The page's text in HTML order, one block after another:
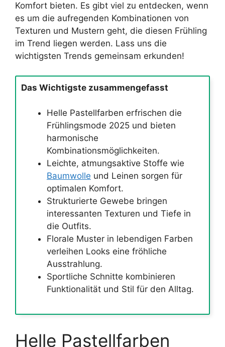
Komfort bieten. Es gibt viel zu entdecken, wenn
es um die aufregenden Kombinationen von
Texturen und Mustern geht, die diesen Frühling
im Trend liegen werden. Lass uns die
wichtigsten Trends gemeinsam erkunden!
Das Wichtigste zusammengefasst
Helle Pastellfarben erfrischen die
Frühlingsmode 2025 und bieten
harmonische
Kombinationsmöglichkeiten.
Leichte, atmungsaktive Stoffe wie
Baumwolle und Leinen sorgen für
optimalen Komfort.
Strukturierte Gewebe bringen
interessanten Texturen und Tiefe in
die Outfits.
Florale Muster in lebendigen Farben
verleihen Looks eine fröhliche
Ausstrahlung.
Sportliche Schnitte kombinieren
Funktionalität und Stil für den Alltag.
Helle Pastellfarben